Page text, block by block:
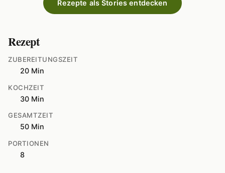
Rezepte als Stories entdecken
Rezept
ZUBEREITUNGSZEIT
20 Min
KOCHZEIT
30 Min
GESAMTZEIT
50 Min
PORTIONEN
8